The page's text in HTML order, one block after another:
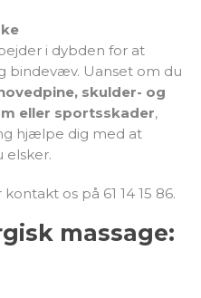
i dybden for at
bindevæv. Uanset om du
skulder- og
eller sportsskader,
hjælpe dig med at
elsker.
kontakt os på 61 14 15 86.
massage: